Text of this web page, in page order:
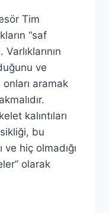
Tim
“saf
ve
aramak
kalıntıları
bu
ve hiç olmadığı
olarak